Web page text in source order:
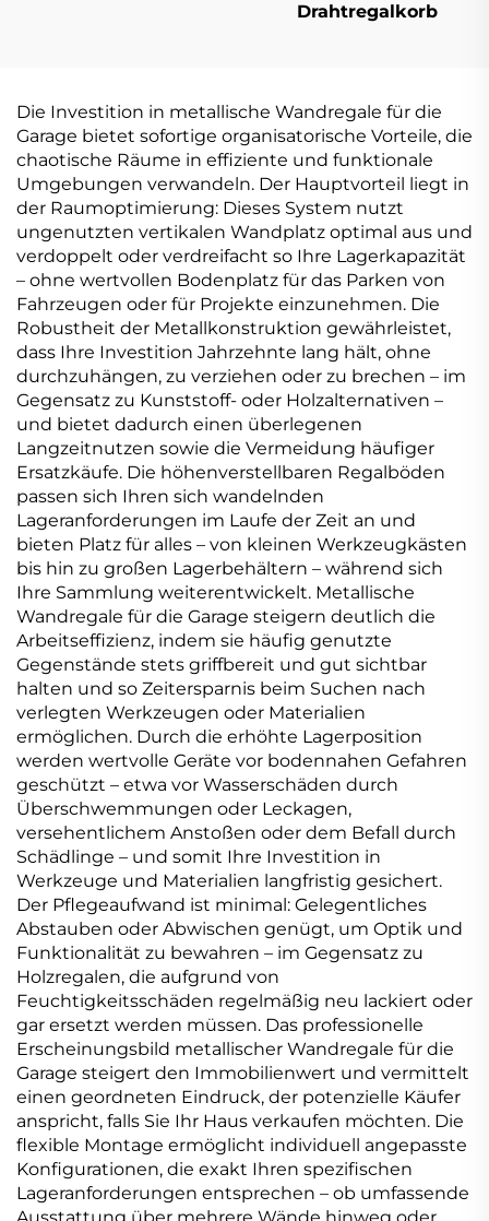
Drahtregalkorb
Die Investition in metallische Wandregale für die
Garage bietet sofortige organisatorische Vorteile, die
chaotische Räume in effiziente und funktionale
Umgebungen verwandeln. Der Hauptvorteil liegt in
der Raumoptimierung: Dieses System nutzt
ungenutzten vertikalen Wandplatz optimal aus und
verdoppelt oder verdreifacht so Ihre Lagerkapazität
– ohne wertvollen Bodenplatz für das Parken von
Fahrzeugen oder für Projekte einzunehmen. Die
Robustheit der Metallkonstruktion gewährleistet,
dass Ihre Investition Jahrzehnte lang hält, ohne
durchzuhängen, zu verziehen oder zu brechen – im
Gegensatz zu Kunststoff- oder Holzalternativen –
und bietet dadurch einen überlegenen
Langzeitnutzen sowie die Vermeidung häufiger
Ersatzkäufe. Die höhenverstellbaren Regalböden
passen sich Ihren sich wandelnden
Lageranforderungen im Laufe der Zeit an und
bieten Platz für alles – von kleinen Werkzeugkästen
bis hin zu großen Lagerbehältern – während sich
Ihre Sammlung weiterentwickelt. Metallische
Wandregale für die Garage steigern deutlich die
Arbeitseffizienz, indem sie häufig genutzte
Gegenstände stets griffbereit und gut sichtbar
halten und so Zeitersparnis beim Suchen nach
verlegten Werkzeugen oder Materialien
ermöglichen. Durch die erhöhte Lagerposition
werden wertvolle Geräte vor bodennahen Gefahren
geschützt – etwa vor Wasserschäden durch
Überschwemmungen oder Leckagen,
versehentlichem Anstoßen oder dem Befall durch
Schädlinge – und somit Ihre Investition in
Werkzeuge und Materialien langfristig gesichert.
Der Pflegeaufwand ist minimal: Gelegentliches
Abstauben oder Abwischen genügt, um Optik und
Funktionalität zu bewahren – im Gegensatz zu
Holzregalen, die aufgrund von
Feuchtigkeitsschäden regelmäßig neu lackiert oder
gar ersetzt werden müssen. Das professionelle
Erscheinungsbild metallischer Wandregale für die
Garage steigert den Immobilienwert und vermittelt
einen geordneten Eindruck, der potenzielle Käufer
anspricht, falls Sie Ihr Haus verkaufen möchten. Die
flexible Montage ermöglicht individuell angepasste
Konfigurationen, die exakt Ihren spezifischen
Lageranforderungen entsprechen – ob umfassende